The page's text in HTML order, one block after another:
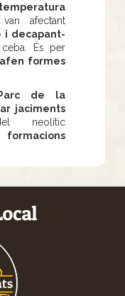
afectant
i decapant-
És per
formes
de la
jaciments
neolític
formacions